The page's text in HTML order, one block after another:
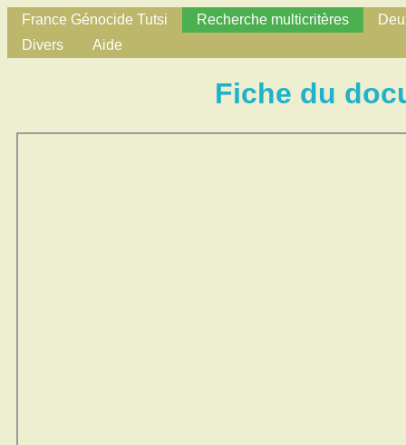
France Génocide Tutsi Recherche multicritères
Divers
Aide
Fiche du